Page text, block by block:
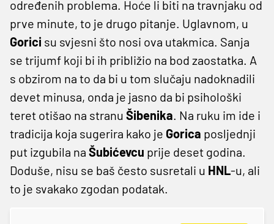
određenih problema. Hoće li biti na travnjaku od
prve minute, to je drugo pitanje. Uglavnom, u
Gorici su svjesni što nosi ova utakmica. Sanja
se trijumf koji bi ih približio na bod zaostatka. A
s obzirom na to da bi u tom slučaju nadoknadili
devet minusa, onda je jasno da bi psihološki
teret otišao na stranu Šibenika . Na ruku im ide i
tradicija koja sugerira kako je Gorica posljednji
put izgubila na Šubićevcu prije deset godina.
Doduše, nisu se baš često susretali u HNL-u, ali
to je svakako zgodan podatak.